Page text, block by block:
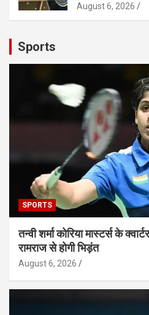
August 6, 2026
Sports
SPORTS
तन्वी शर्मा कोरिया मास्टर्स के
रामराज से होगी भिड़ंत
August 6, 2026